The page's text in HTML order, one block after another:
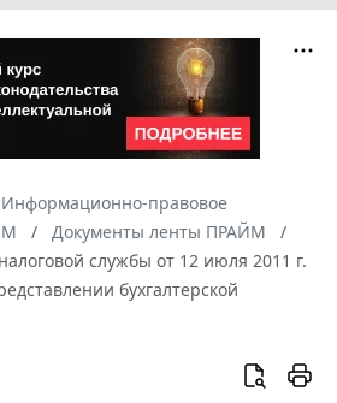
Информационно-правовое
Документы ленты ПРАЙМ
службы от 12 июля 2011 г.
бухгалтерской